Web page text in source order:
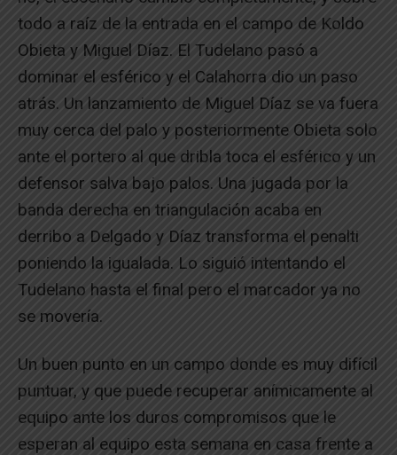
todo a raíz de la entrada en el campo de Koldo
Obieta y Miguel Díaz. El Tudelano pasó a
dominar el esférico y el Calahorra dio un paso
atrás. Un lanzamiento de Miguel Díaz se va fuera
muy cerca del palo y posteriormente Obieta solo
ante el portero al que dribla toca el esférico y un
defensor salva bajo palos. Una jugada por la
banda derecha en triangulación acaba en
derribo a Delgado y Díaz transforma el penalti
poniendo la igualada. Lo siguió intentando el
Tudelano hasta el final pero el marcador ya no
se movería.
Un buen punto en un campo donde es muy difícil
puntuar, y que puede recuperar anímicamente al
equipo ante los duros compromisos que le
esperan al equipo esta semana en casa frente a